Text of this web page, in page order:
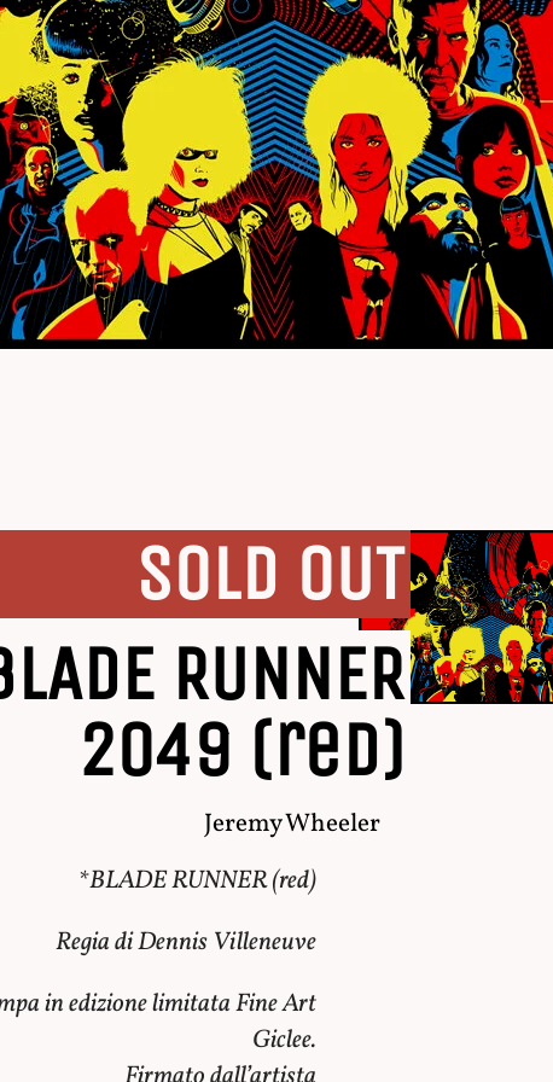
SOLD OUT
RUNNER
2049 (red)
Jeremy Wheeler
*BLADE RUNNER (red)
Regia di Dennis Villeneuve
in edizione limitata Fine Art
Giclee.